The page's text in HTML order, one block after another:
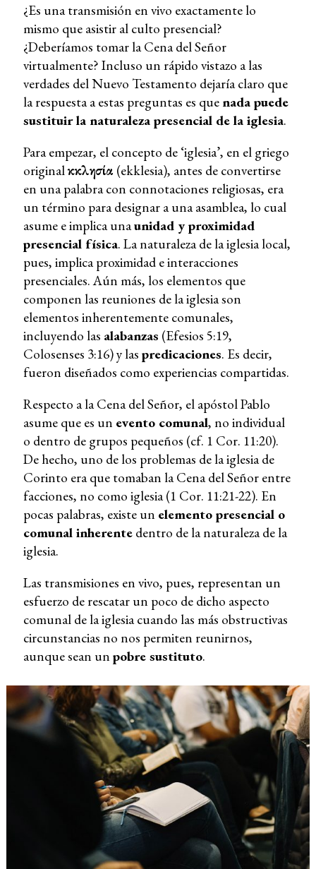
¿Es una transmisión en vivo exactamente lo
mismo que asistir al culto presencial?
¿Deberíamos tomar la Cena del Señor
virtualmente? Incluso un rápido vistazo a las
verdades del Nuevo Testamento dejaría claro que
la respuesta a estas preguntas es que nada puede
sustituir la naturaleza presencial de la iglesia.
Para empezar, el concepto de ‘iglesia’, en el griego
originalἐκκλησία (ekklesia), antes de convertirse
en una palabra con connotaciones religiosas, era
un término para designar a una asamblea, lo cual
asume e implica unaunidad y proximidad
presencial física. La naturaleza de la iglesia local,
pues, implica proximidad e interacciones
presenciales. Aún más, los elementos que
componen las reuniones de la iglesia son
elementos inherentemente comunales,
incluyendo las alabanzas (Efesios 5:19,
Colosenses 3:16) y las predicaciones. Es decir,
fueron diseñados como experiencias compartidas.
Respecto a la Cena del Señor, el apóstol Pablo
asume que es un evento comunal, no individual
o dentro de grupos pequeños (cf. 1 Cor. 11:20).
De hecho, uno de los problemas de la iglesia de
Corinto era que tomaban la Cena del Señor entre
facciones, no como iglesia (1 Cor. 11:21-22). En
pocas palabras, existe un elemento presencial o
comunal inherentedentro de la naturaleza de la
iglesia.
Las transmisiones en vivo, pues, representan un
esfuerzo de rescatar un poco de dicho aspecto
comunal de la iglesia cuando las más obstructivas
circunstancias no nos permiten reunirnos,
aunque sean un pobre sustituto.